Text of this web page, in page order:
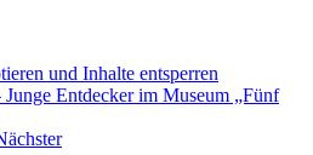
und Inhalte entsperren
Entdecker im Museum „Fünf